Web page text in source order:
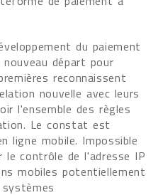
du paiement
départ pour
reconnaissent
nouvelle avec leurs
l'ensemble des règles
Le constat est
ligne mobile. Impossible
le contrôle de l'adresse IP
mobiles potentiellement